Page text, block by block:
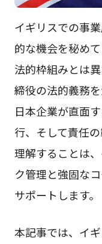
イギリスでの事
的な機会を秘め
法的枠組みとは
締役の法的義務
日本企業が直面
行、そして責任
理解することは
ク管理と強固な
サポートします。
本記事では、イ